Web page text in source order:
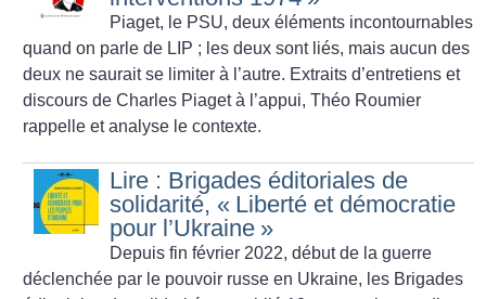
Piaget, le PSU, deux éléments incontournables
quand on parle de LIP ; les deux sont liés, mais aucun des
deux ne saurait se limiter à l’autre. Extraits d’entretiens et
discours de Charles Piaget à l’appui, Théo Roumier
rappelle et analyse le contexte.
Lire : Brigades éditoriales de
solidarité, « Liberté et démocratie
pour l’Ukraine »
Depuis fin février 2022, début de la guerre
déclenchée par le pouvoir russe en Ukraine, les Brigades